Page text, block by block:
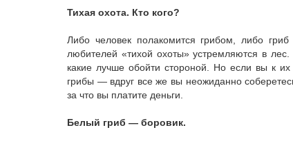
Тихая охота. Кто кого?
Либо человек полакомится грибом, либо
любителей «тихой охоты» устремляются в
какие лучше обойти стороной. Но если вы к
грибы — вдруг все же вы неожиданно
за что вы платите деньги.
Белый гриб — боровик.